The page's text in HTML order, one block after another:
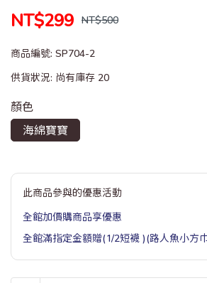
NT$299 NT$500
商品編號: SP704-2
供貨狀況: 尚有庫存 20
顏色
海綿寶寶
此商品參與的優惠活動
全館加價購商品享優惠
全館滿指定金額贈(1/2短襪 )(路人魚小方